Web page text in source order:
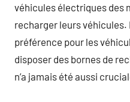
véhicules électriques des
recharger leurs véhicules.
préférence pour les
disposer des bornes de
n’a jamais été aussi